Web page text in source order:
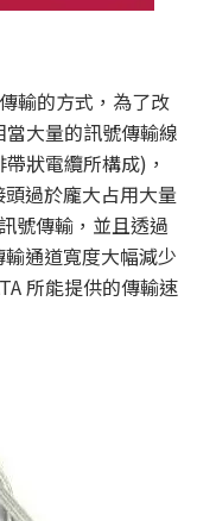
輸的方式，為了改
當大量的訊號傳輸線
狀電纜所構成)，
過於龐大占用大量
號傳輸，並且透過
通道寬度大幅減少
所能提供的傳輸速